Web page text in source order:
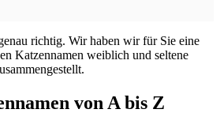
richtig. Wir haben wir für Sie eine
Katzennamen weiblich und seltene
von A bis Z